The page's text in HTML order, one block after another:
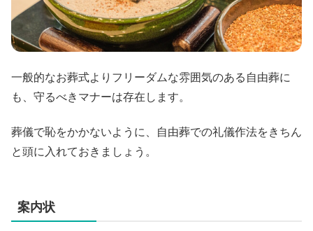
一般的なお葬式よりフリーダムな雰囲気のある自由葬に
も、守るべきマナーは存在します。
葬儀で恥をかかないように、自由葬での礼儀作法をきちん
と頭に入れておきましょう。
案内状